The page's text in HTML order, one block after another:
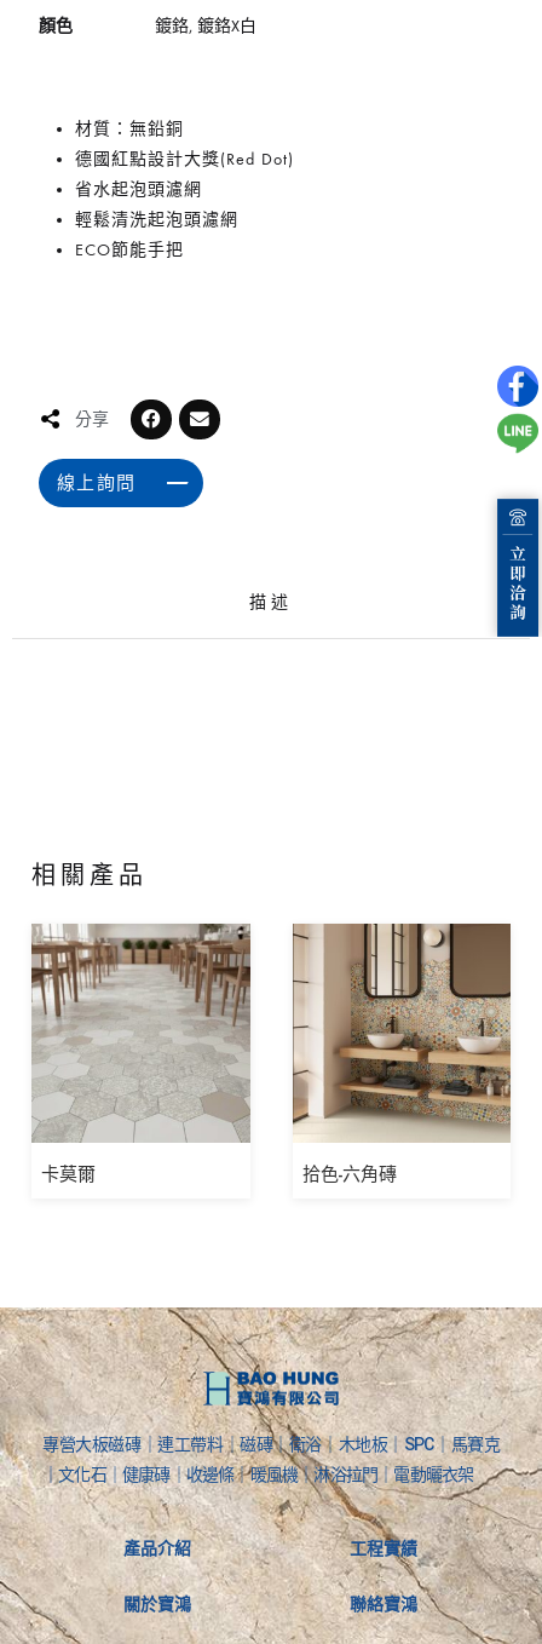
顏色 鍍鉻, 鍍鉻X白
材質：無鉛銅
德國紅點設計大獎(Red Dot)
省水起泡頭濾網
輕鬆清洗起泡頭濾網
ECO節能手把
分享
線上詢問
描述
相關產品
卡莫爾 拾色-六角磚
專營大板磁磚｜連工帶料｜磁磚｜衛浴｜木地板｜SPC｜馬賽克
｜文化石｜健康磚｜收邊條｜暖風機｜淋浴拉門｜電動曬衣架
產品介紹
關於寶鴻
工程實績
聯絡寶鴻